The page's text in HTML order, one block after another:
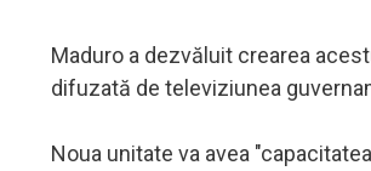
Maduro a dezvăluit crearea
difuzată de televiziunea
Noua unitate va avea